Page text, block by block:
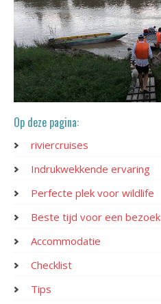
Op deze pagina:
riviercruises
Indrukwekkende ervaring
Perfecte plek voor wildlife
Beste tijd voor een bezoek
Accommodatie
Checklist
Tips